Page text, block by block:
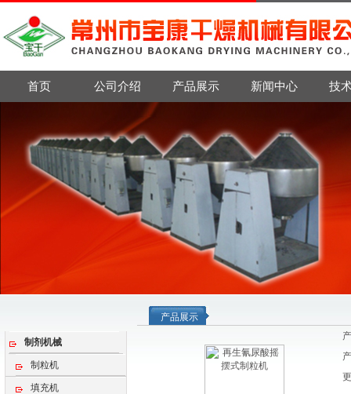
首页 公司介绍 产品展示 新闻中心 技
制剂机械
制粒机
填充机
产品展示